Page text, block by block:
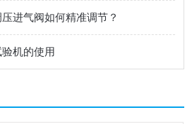
进气阀如何精准调节？
机的使用